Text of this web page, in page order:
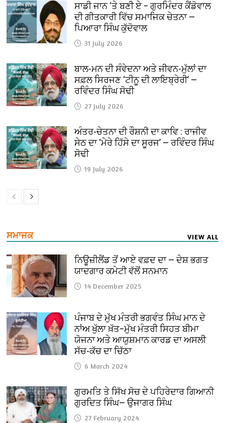
ਸਾਡੀ ਜਾਨ ‘ਤੇ ਬਣੀ ਏ – ਗੁਰਮਿੰਦਰ ਕੈਂਡੋਵਾਲ
ਦੀ ਗੀਤਕਾਰੀ ਵਿੱਚ ਸਮਾਜਿਕ ਚੇਤਨਾ —
ਪਿਆਰਾ ਸਿੰਘ ਕੁੱਦੋਵਾਲ
31 July 2026
ਬਾਲ-ਮਨ ਦੀ ਸੰਵੇਦਨਾ ਅਤੇ ਜੀਵਨ-ਮੁੱਲਾਂ ਦਾ
ਸਫ਼ਲ ਸਿਰਜਣ ‘ਟੀਨੂ ਦੀ ਲਾਇਬ੍ਰੇਰੀ’ —
ਰਵਿੰਦਰ ਸਿੰਘ ਸੋਢੀ
27 July 2026
ਅੰਤਰ-ਚੇਤਨਾ ਦੀ ਰੌਸ਼ਨੀ ਦਾ ਕਾਵਿ : ਰਾਜੀਵ
ਸੇਠ ਦਾ ‘ਮੇਰੇ ਹਿੱਸੇ ਦਾ ਸੂਰਜ’ — ਰਵਿੰਦਰ ਸਿੰਘ
ਸੋਢੀ
19 July 2026
ਸਮਾਜਕ VIEW ALL
ਨਿਊਜ਼ੀਲੈਂਡ ਤੋਂ ਆਏ ਵਫ਼ਦ ਦਾ — ਦੇਸ਼ ਭਗਤ
ਯਾਦਗਾਰ ਕਮੇਟੀ ਵੱਲੋਂ ਸਨਮਾਨ
14 December 2025
ਪੰਜਾਬ ਦੇ ਮੁੱਖ ਮੰਤਰੀ ਭਗਵੰਤ ਸਿੰਘ ਮਾਨ ਦੇ
ਨਾਂਅ ਖੁੱਲਾ ਖ਼ੱਤ–ਮੁੱਖ ਮੰਤਰੀ ਸਿਹਤ ਬੀਮਾ
ਯੋਜਨਾ ਅਤੇ ਆਯੁਸ਼ਮਾਨ ਕਾਰਡ ਦਾ ਅਸਲੀ
ਸੱਚ-ਕੱਚ ਦਾ ਚਿੱਠਾ
6 March 2024
ਗੁਰਮਤਿ ਤੇ ਸਿੱਖ ਸੋਚ ਦੇ ਪਹਿਰੇਦਾਰ ਗਿਆਨੀ
ਗੁਰਦਿਤ ਸਿੰਘ— ਉਜਾਗਰ ਸਿੰਘ
27 February 2024